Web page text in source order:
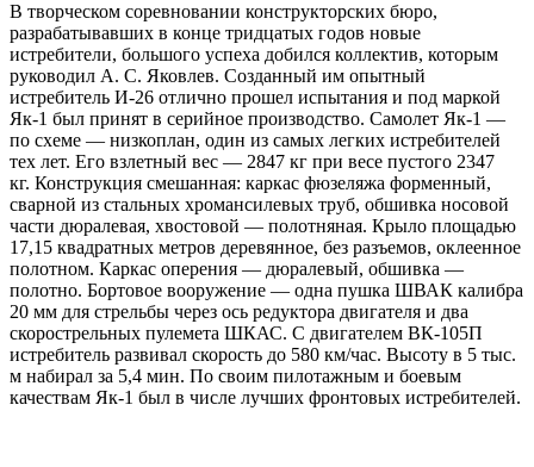
В творческом соревновании конструкторских бюро,
разрабатывавших в конце тридцатых годов новые
истребители, большого успеха добился коллектив, которым
руководил А. С. Яковлев. Созданный им опытный
истребитель И-26 отлично прошел испытания и под маркой
Як-1 был принят в серийное производство. Самолет Як-1 —
по схеме — низкоплан, один из самых легких истребителей
тех лет. Его взлетный вес — 2847 кг при весе пустого 2347
кг. Конструкция смешанная: каркас фюзеляжа форменный,
сварной из стальных хромансилевых труб, обшивка носовой
части дюралевая, хвостовой — полотняная. Крыло площадью
17,15 квадратных метров деревянное, без разъемов, оклеенное
полотном. Каркас оперения — дюралевый, обшивка —
полотно. Бортовое вооружение — одна пушка ШВАК калибра
20 мм для стрельбы через ось редуктора двигателя и два
скорострельных пулемета ШКАС. С двигателем ВК-105П
истребитель развивал скорость до 580 км/час. Высоту в 5 тыс.
м набирал за 5,4 мин. По своим пилотажным и боевым
качествам Як-1 был в числе лучших фронтовых истребителей.